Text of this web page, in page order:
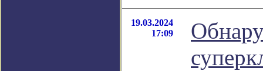
19.03.2024
17:09